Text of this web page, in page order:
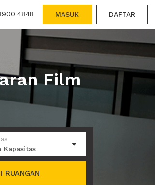
4848 MASUK DAFTAR
Film
Kapasitas
RUANGAN